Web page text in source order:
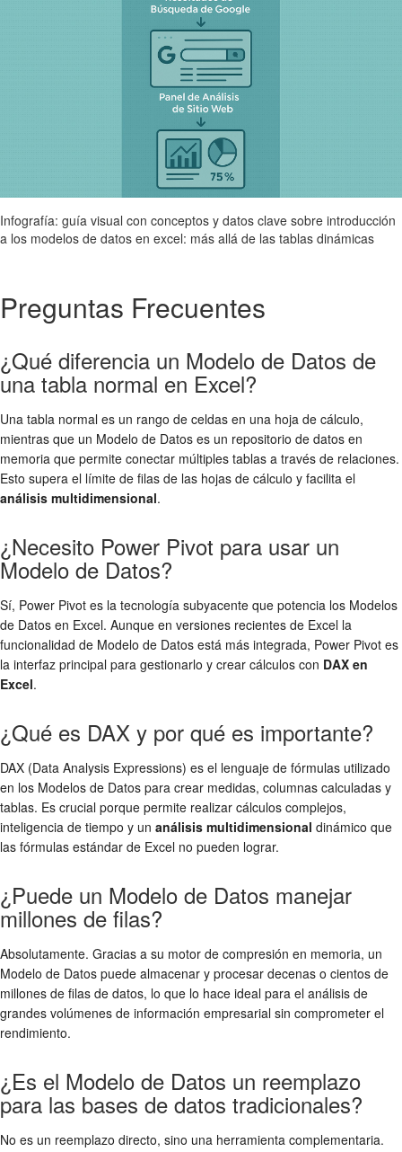
Infografía: guía visual con conceptos y datos clave sobre introducción
a los modelos de datos en excel: más allá de las tablas dinámicas
Preguntas Frecuentes
¿Qué diferencia un Modelo de Datos de
una tabla normal en Excel?
Una tabla normal es un rango de celdas en una hoja de cálculo,
mientras que un Modelo de Datos es un repositorio de datos en
memoria que permite conectar múltiples tablas a través de relaciones.
Esto supera el límite de filas de las hojas de cálculo y facilita el
análisis multidimensional.
¿Necesito Power Pivot para usar un
Modelo de Datos?
Sí, Power Pivot es la tecnología subyacente que potencia los Modelos
de Datos en Excel. Aunque en versiones recientes de Excel la
funcionalidad de Modelo de Datos está más integrada, Power Pivot es
la interfaz principal para gestionarlo y crear cálculos con DAX en
Excel.
¿Qué es DAX y por qué es importante?
DAX (Data Analysis Expressions) es el lenguaje de fórmulas utilizado
en los Modelos de Datos para crear medidas, columnas calculadas y
tablas. Es crucial porque permite realizar cálculos complejos,
inteligencia de tiempo y un análisis multidimensional dinámico que
las fórmulas estándar de Excel no pueden lograr.
¿Puede un Modelo de Datos manejar
millones de filas?
Absolutamente. Gracias a su motor de compresión en memoria, un
Modelo de Datos puede almacenar y procesar decenas o cientos de
millones de filas de datos, lo que lo hace ideal para el análisis de
grandes volúmenes de información empresarial sin comprometer el
rendimiento.
¿Es el Modelo de Datos un reemplazo
para las bases de datos tradicionales?
No es un reemplazo directo, sino una herramienta complementaria.